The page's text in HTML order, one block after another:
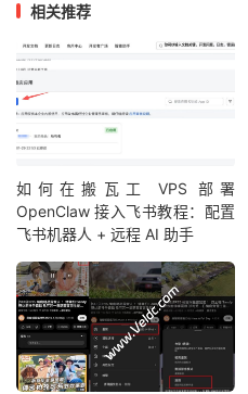
相关推荐
如何在搬瓦工 VPS 部署
OpenClaw 接入飞书教程：配置
飞书机器人 + 远程 AI 助手